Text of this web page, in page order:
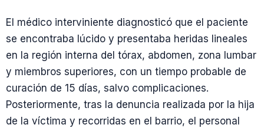
El médico interviniente diagnosticó que el paciente
se encontraba lúcido y presentaba heridas lineales
en la región interna del tórax, abdomen, zona lumbar
y miembros superiores, con un tiempo probable de
curación de 15 días, salvo complicaciones.
Posteriormente, tras la denuncia realizada por la hija
de la víctima y recorridas en el barrio, el personal